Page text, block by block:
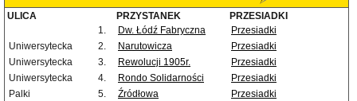
ULICA PRZYSTANEK
PRZESIADKI
1.
Dw. Łódź Fabryczna
Przesiadki
Uniwersytecka
2. Narutowicza
Przesiadki
Uniwersytecka
3. Rewolucji 1905r.
Przesiadki
Uniwersytecka
4. Rondo Solidarności
Przesiadki
Palki
5. Źródłowa
Przesiadki